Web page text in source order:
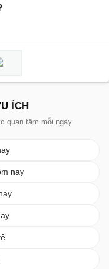
ÍCH
quan tâm mỗi ngày
nay